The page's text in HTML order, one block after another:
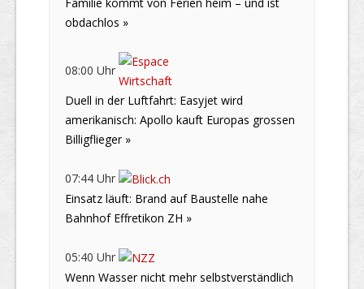
obdachlos »
08:00 Uhr
Duell in der Luftfahrt: Easyjet wird
amerikanisch: Apollo kauft Europas grossen
Billigflieger »
07:44 Uhr
Einsatz läuft: Brand auf Baustelle nahe
Bahnhof Effretikon ZH »
05:40 Uhr
Wenn Wasser nicht mehr selbstverständlich